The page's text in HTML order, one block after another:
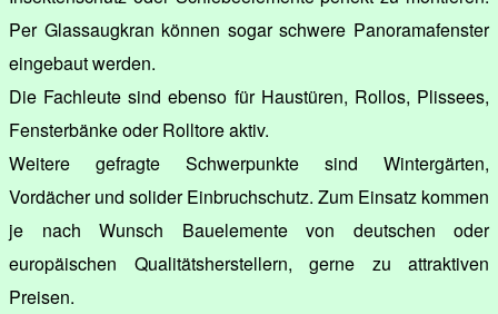
Per Glassaugkran können sogar schwere Panoramafenster
eingebaut werden.
Die Fachleute sind ebenso für Haustüren, Rollos, Plissees,
Fensterbänke oder Rolltore aktiv.
Weitere gefragte Schwerpunkte sind Wintergärten,
Vordächer und solider Einbruchschutz. Zum Einsatz kommen
je nach Wunsch Bauelemente von deutschen oder
europäischen Qualitätsherstellern, gerne zu attraktiven
Preisen.